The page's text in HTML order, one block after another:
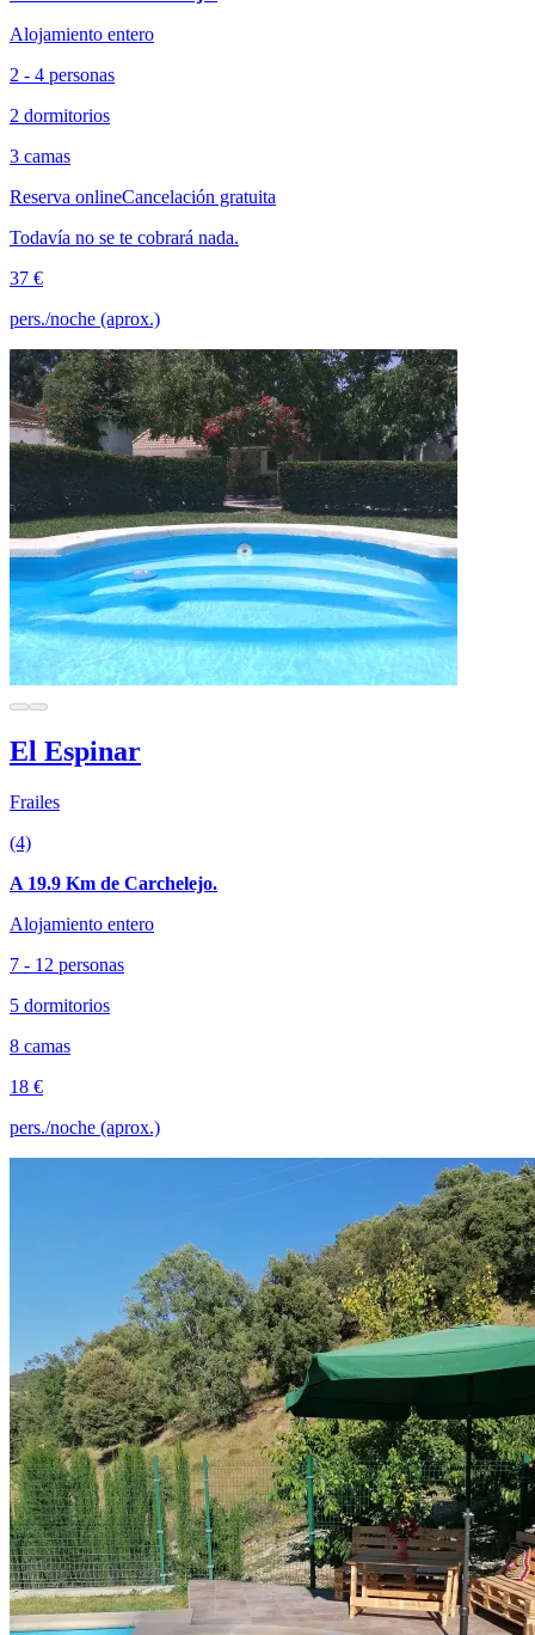
Alojamiento entero
2 - 4 personas
2 dormitorios
3 camas
Reserva onlineCancelación gratuita
Todavía no se te cobrará nada.
37 €
pers./noche (aprox.)
El Espinar
Frailes
(4)
A 19.9 Km de Carchelejo.
Alojamiento entero
7 - 12 personas
5 dormitorios
8 camas
18 €
pers./noche (aprox.)